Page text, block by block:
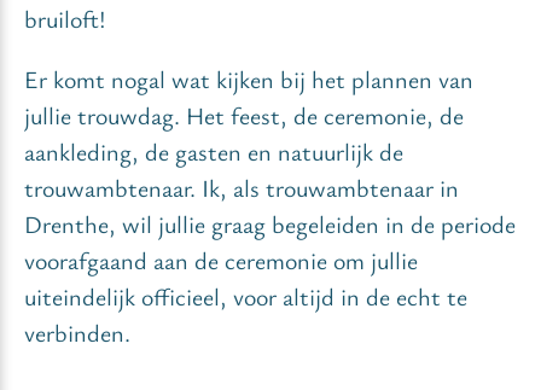
bruiloft!
Er komt nogal wat kijken bij het plannen van
jullie trouwdag. Het feest, de ceremonie, de
aankleding, de gasten en natuurlijk de
trouwambtenaar. Ik, als trouwambtenaar in
Drenthe, wil jullie graag begeleiden in de periode
voorafgaand aan de ceremonie om jullie
uiteindelijk officieel, voor altijd in de echt te
verbinden.